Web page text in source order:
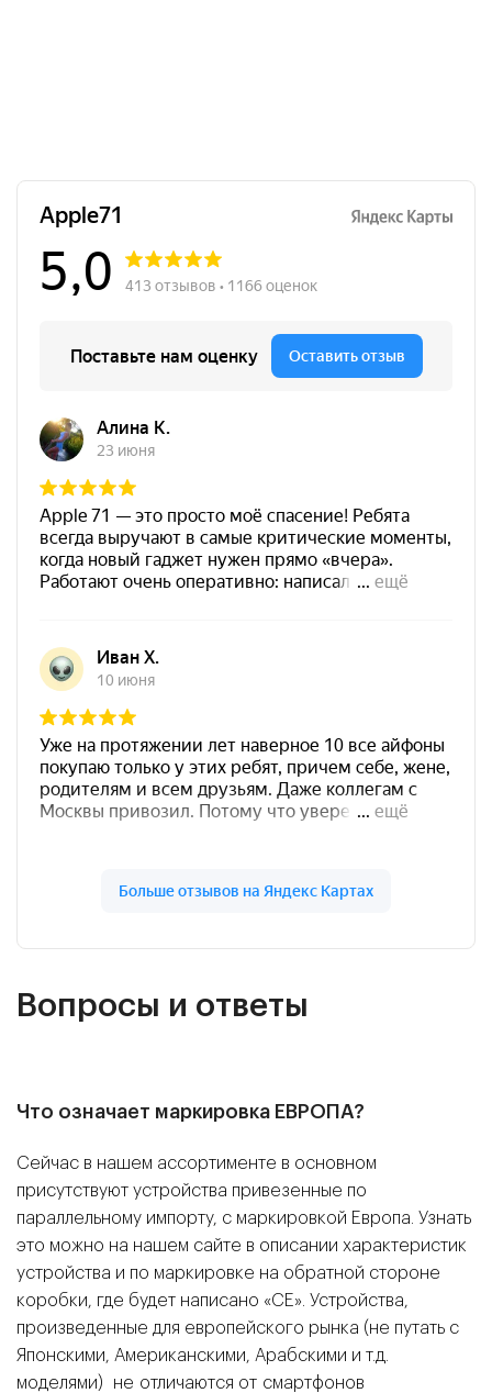
Вопросы и ответы
Что означает маркировка ЕВРОПА?
Сейчас в нашем ассортименте в основном
присутствуют устройства привезенные по
параллельному импорту, с маркировкой Европа. Узнать
это можно на нашем сайте в описании характеристик
устройства и по маркировке на обратной стороне
коробки, где будет написано «CE». Устройства,
произведенные для европейского рынка (не путать с
Японскими, Американскими, Арабскими и т.д.
моделями)
не отличаются от смартфонов